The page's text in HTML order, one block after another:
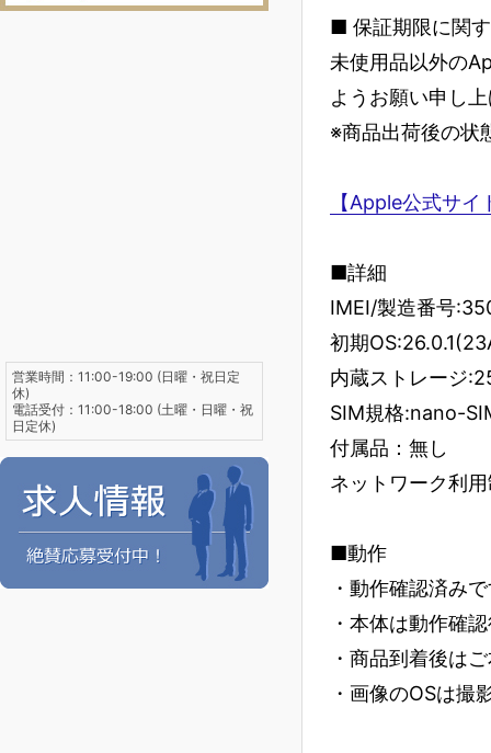
■ 保証期限に関
未使用品以外の
ようお願い申し
※商品出荷後の状
【Apple公式サ
■詳細
IMEI/製造番号
初期
内蔵ストレージ
SIM規格:nano-
付属品：無し
ネットワーク利
■動作
・動作確認済み
・本体は動作確
・商品到着後は
・画像のOSは撮
営業時間：11:00-19:00 (日曜・祝日定
休)
電話受付：11:00-18:00 (土曜・日曜・祝
日定休)